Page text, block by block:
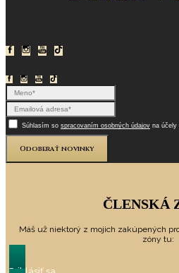
Súhlasím so spracovaním osobných údajov na účely
Odoberať novinky
ČLENSKÁ
Máš už niektorý z mojich zakúpených
zóny tu: